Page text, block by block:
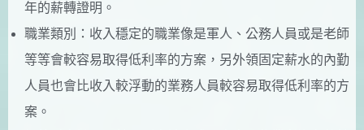
年的薪轉證明。
職業類別：收入穩定的職業像是軍人、公務人員或是老師
等等會較容易取得低利率的方案，另外領固定薪水的內勤
人員也會比收入較浮動的業務人員較容易取得低利率的方
案。